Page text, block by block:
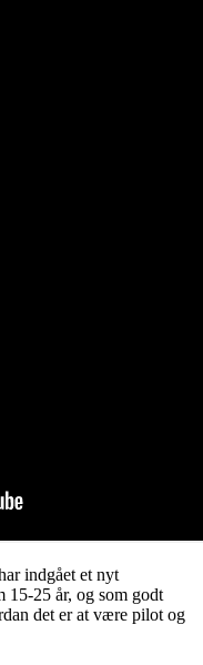
indgået et nyt
15-25 år, og som godt
det er at være pilot og